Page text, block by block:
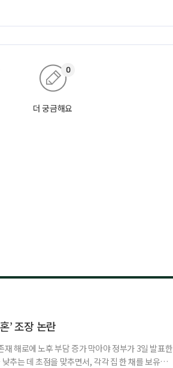
더 궁금해요
0
’ 조장 논란
해로에 노후 부담 증가 막아야 정부가 3일 발표한
추는 데 초점을 맞추면서, 각각 집 한 채를 보유한